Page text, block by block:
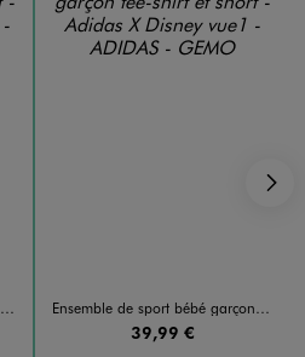
Ensemble de sport bébé garçon tee-shirt et short - Adidas X Disney
39,99 €